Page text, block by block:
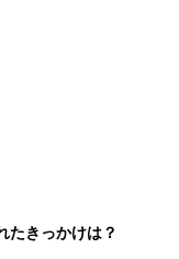
きっかけは？